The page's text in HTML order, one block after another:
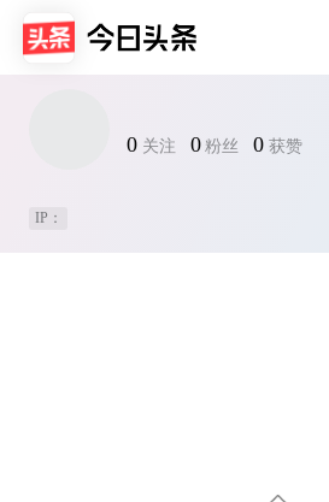
0 关注 0 粉丝 0 获赞
IP：